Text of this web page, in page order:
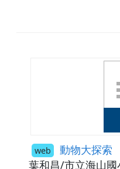
web 動物大探索
葉和昌/市立海山國